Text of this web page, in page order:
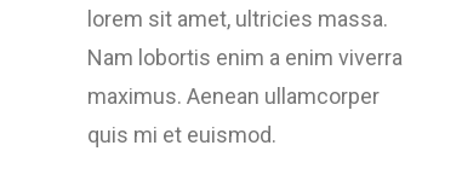
lorem sit amet, ultricies massa.
Nam lobortis enim a enim viverra
maximus. Aenean ullamcorper
quis mi et euismod.